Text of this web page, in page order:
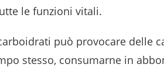
le funzioni vitali.
può provocare delle
stesso, consumarne in